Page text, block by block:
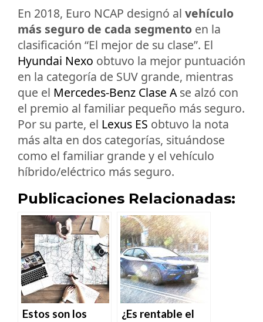
En 2018, Euro NCAP designó al vehículo
más seguro de cada segmento en la
clasificación “El mejor de su clase”. El
Hyundai Nexo obtuvo la mejor puntuación
en la categoría de SUV grande, mientras
que el Mercedes-Benz Clase Ase alzó con
el premio al familiar pequeño más seguro.
Por su parte, el Lexus ES obtuvo la nota
más alta en dos categorías, situándose
como el familiar grande y el vehículo
híbrido/eléctrico más seguro.
Publicaciones Relacionadas:
Estos son los
¿Es rentable el